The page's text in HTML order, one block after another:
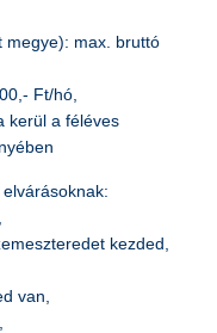
megye): max. bruttó
Ft/hó,
kerül a féléves
kezded,
van,